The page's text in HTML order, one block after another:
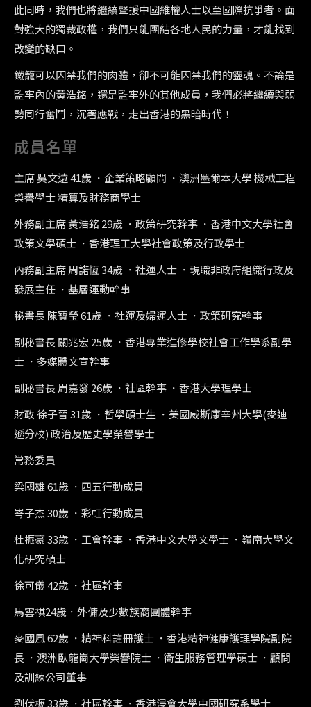
此同時，我們也將繼續聲援中國維權人士以至國際抗爭者。面
對強大的獨裁政權，我們只能團結各地人民的力量，才能找到
改變的缺口。
鐵籠可以囚禁我們的肉體，卻不可能囚禁我們的靈魂。不論是
監牢內的黃浩銘，還是監牢外的其他成員，我們必將繼續與弱
勢同行奮鬥，沉著應戰，走出香港的黑暗時代！
成員名單
主席 吳文遠 41歲 ．企業策略顧問 ．澳洲墨爾本大學 機械工程
榮譽學士 精算及財務商學士
外務副主席 黃浩銘 29歲 ．政策研究幹事 ．香港中文大學社會
政策文學碩士 ．香港理工大學社會政策及行政學士
內務副主席 周諾恆 34歲 ．社運人士 ．現職非政府組織行政及
發展主任 ．基層運動幹事
秘書長 陳寶瑩 61歲 ．社運及婦運人士 ．政策研究幹事
副秘書長 關兆宏 25歲 ．香港專業進修學校社會工作學系副學
士 ．多媒體文宣幹事
副秘書長 周嘉發 26歲 ．社區幹事 ．香港大學理學士
財政 徐子晉 31歲 ．哲學碩士生 ．美國威斯康辛州大學(麥迪
遜分校) 政治及歷史學榮譽學士
常務委員
梁國雄 61歲 ．四五行動成員
岑子杰 30歲 ．彩虹行動成員
杜振豪 33歲 ．工會幹事 ．香港中文大學文學士 ．嶺南大學文
化研究碩士
徐可儀 42歲 ．社區幹事
馬雲祺24歲．外傭及少數族裔團體幹事
麥國風 62歲 ．精神科註冊護士 ．香港精神健康護理學院副院
長 ．澳洲臥龍崗大學榮譽院士 ．衛生服務管理學碩士 ．顧問
及訓練公司董事
劉伏櫪 33歲 ．社區幹事 ．香港浸會大學中國研究系學士